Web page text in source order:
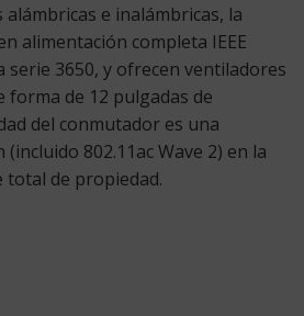
e inalámbricas, la
alimentación completa IEEE
serie 3650, y ofrecen ventiladores
de 12 pulgadas de
del conmutador es una
802.11ac Wave 2) en la
total de propiedad.